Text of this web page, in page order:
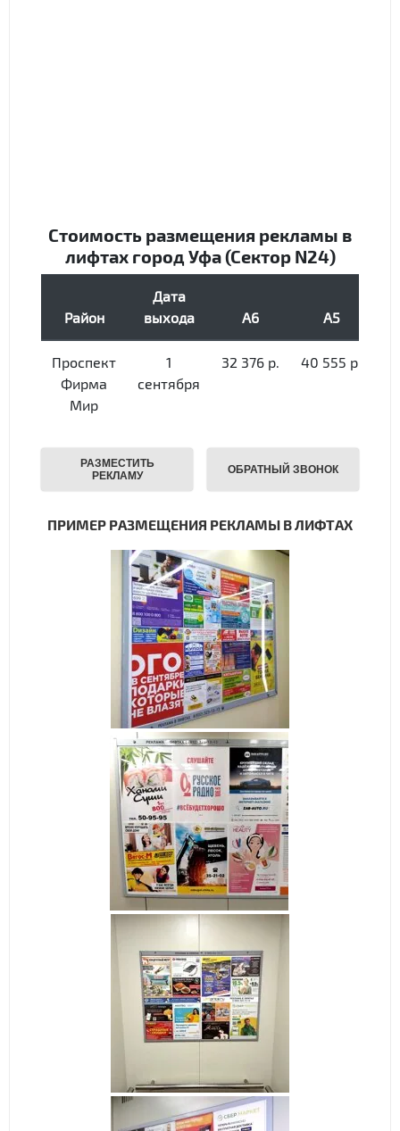
ПРИМЕР РАЗМЕЩЕНИЯ РЕКЛАМЫ В ЛИФТАХ